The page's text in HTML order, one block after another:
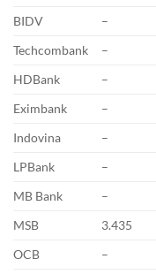
BIDV
–
Techcombank
–
HDBank
–
Eximbank
–
Indovina
–
LPBank
–
MB Bank
–
MSB
3.435
OCB
–